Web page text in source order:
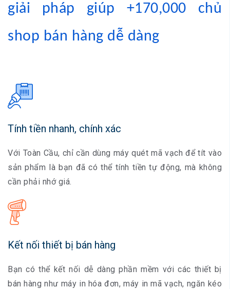
giải pháp giúp +170,000 chủ
shop bán hàng dễ dàng
Tính tiền nhanh, chính xác
Với Toàn Cầu, chỉ cần dùng máy quét mã vạch để tít vào
sản phẩm là bạn đã có thể tính tiền tự động, mà không
cần phải nhớ giá.
Kết nối thiết bị bán hàng
Bạn có thể kết nối dễ dàng phần mềm với các thiết bị
bán hàng như máy in hóa đơn, máy in mã vạch, ngăn kéo